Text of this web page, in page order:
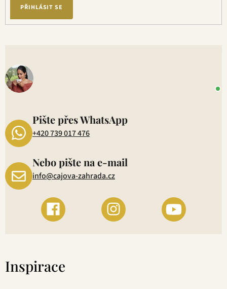
PŘIHLÁSIT SE
Pište přes WhatsApp
+420 739 017 476
Nebo pište na e-mail
info@cajova-zahrada.cz
Inspirace